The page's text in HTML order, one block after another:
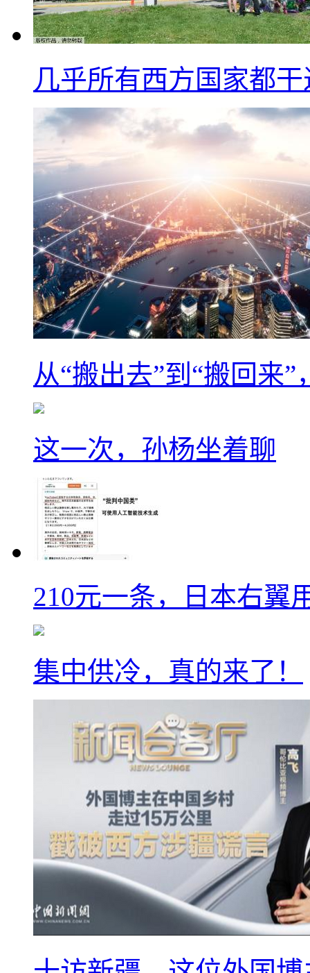
几乎所有西方国家都
从“搬出去”到“搬回来
这一次，孙杨坐着聊
210元一条，日本右翼
集中供冷，真的来了！